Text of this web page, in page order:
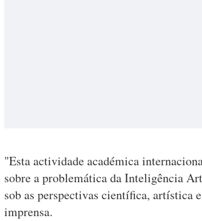
"Esta actividade académica
sobre a problemática da Inteligência
sob as perspectivas científica, artística
imprensa.